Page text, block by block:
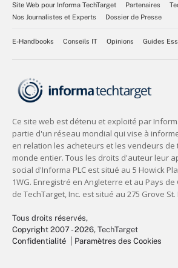
Site Web pour Informa TechTarget Partenaires
Nos Journalistes et Experts
Dossier de Presse
E-Handbooks Conseils IT Opinions Guides
Tous droits réservés,
Copyright 2007 - 2026, TechTarget
Confidentialité
Paramètres des Cookies